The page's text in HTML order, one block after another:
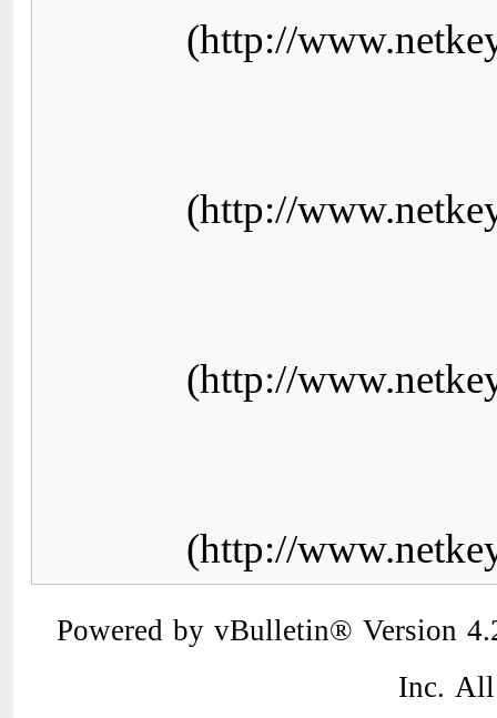
(http://
(http://
(http://
(http://
Powered by vBulletin® Version
Inc.